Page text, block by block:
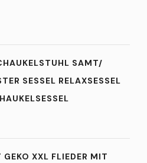
SAMT/
SESSEL RELAXSESSEL
XXL FLIEDER MIT